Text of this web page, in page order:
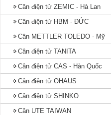
Cân điện tử ZEMIC - Hà Lan
Cân điện tử HBM - ĐỨC
Cân METTLER TOLEDO - Mỹ
Cân điện tử TANITA
Cân điện tử CAS - Hàn Quốc
Cân điện tử OHAUS
Cân điện tử SHINKO
Cân UTE TAIWAN